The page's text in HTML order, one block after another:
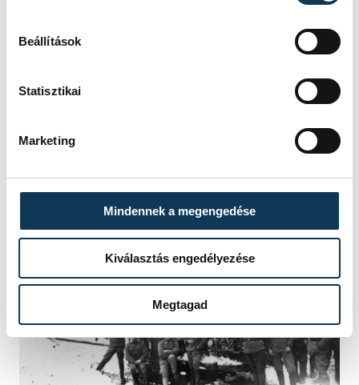
Beállítások
Statisztikai
Marketing
Mindennek a megengedése
Kiválasztás engedélyezése
Megtagad
Ott pihenj meg legtovábbra.
(Móra László: Karácsonyi csengő)